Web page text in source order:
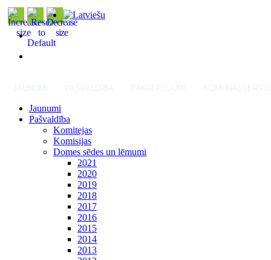
Jaunumi
Pašvaldība
Komitejas
Komisijas
Domes sēdes un lēmumi
2021
2020
2019
2018
2017
2016
2015
2014
2013